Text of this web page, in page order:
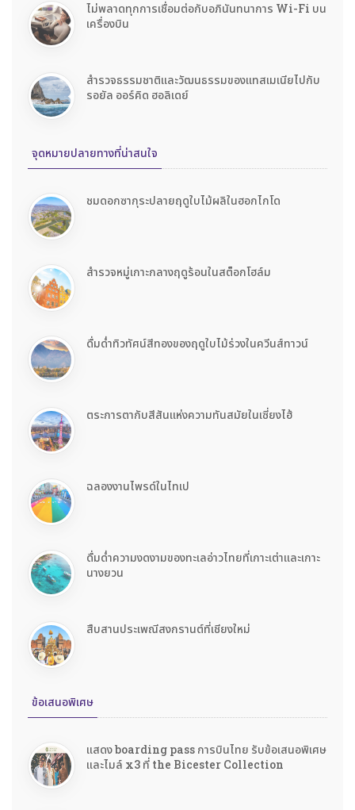
ไม่พลาดทุกการเชื่อมต่อกับอภินันทนาการ Wi-Fi บน
เครื่องบิน
สำรวจธรรมชาติและวัฒนธรรมของแทสเมเนียไปกับ
รอยัล ออร์คิด ฮอลิเดย์
จุดหมายปลายทางที่น่าสนใจ
ชมดอกซากุระปลายฤดูใบไม้ผลิในฮอกไกโด
สำรวจหมู่เกาะกลางฤดูร้อนในสต็อกโฮล์ม
ดื่มด่ำทิวทัศน์สีทองของฤดูใบไม้ร่วงในควีนส์ทาวน์
ตระการตากับสีสันแห่งความทันสมัยในเซี่ยงไฮ้
ฉลองงานไพรด์ในไทเป
ดื่มด่ำความงดงามของทะเลอ่าวไทยที่เกาะเต่าและเกาะ
นางยวน
สืบสานประเพณีสงกรานต์ที่เชียงใหม่
ข้อเสนอพิเศษ
แสดง boarding pass การบินไทย รับข้อเสนอพิเศษ
และไมล์ x3 ที่ the Bicester Collection